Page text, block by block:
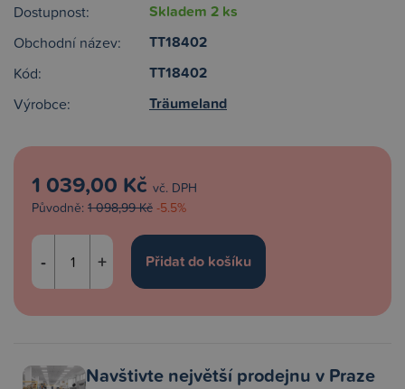
Dostupnost: Skladem 2 ks
Obchodní název: TT18402
Kód: TT18402
Výrobce: Träumeland
1 039,00 Kč vč. DPH
Původně: 1 098,99 Kč -5.5%
- +
Navštivte největší prodejnu v Praze